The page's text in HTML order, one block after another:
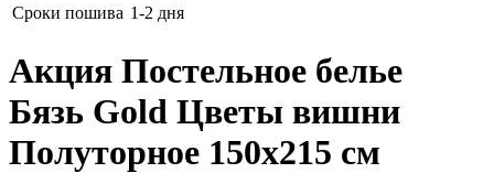
Сроки пошива 1-2 дня
Акция Постельное белье
Бязь Gold Цветы вишни
Полуторное 150х215 см